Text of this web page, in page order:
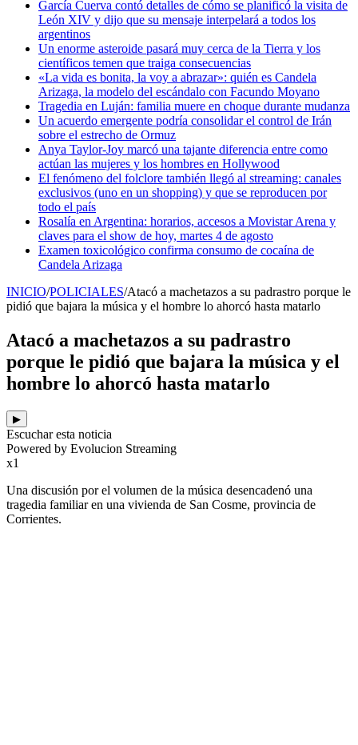
García Cuerva contó detalles de cómo se planificó la visita de
León XIV y dijo que su mensaje interpelará a todos los
argentinos
Un enorme asteroide pasará muy cerca de la Tierra y los
científicos temen que traiga consecuencias
«La vida es bonita, la voy a abrazar»: quién es Candela
Arizaga, la modelo del escándalo con Facundo Moyano
Tragedia en Luján: familia muere en choque durante mudanza
Un acuerdo emergente podría consolidar el control de Irán
sobre el estrecho de Ormuz
Anya Taylor-Joy marcó una tajante diferencia entre como
actúan las mujeres y los hombres en Hollywood
El fenómeno del folclore también llegó al streaming: canales
exclusivos (uno en un shopping) y que se reproducen por
todo el país
Rosalía en Argentina: horarios, accesos a Movistar Arena y
claves para el show de hoy, martes 4 de agosto
Examen toxicológico confirma consumo de cocaína de
Candela Arizaga
INICIO/POLICIALES/Atacó a machetazos a su padrastro porque le
pidió que bajara la música y el hombre lo ahorcó hasta matarlo
Atacó a machetazos a su padrastro
porque le pidió que bajara la música y el
hombre lo ahorcó hasta matarlo
▶
Escuchar esta noticia
Powered by Evolucion Streaming
x1
Una discusión por el volumen de la música desencadenó una
tragedia familiar en una vivienda de San Cosme, provincia de
Corrientes.